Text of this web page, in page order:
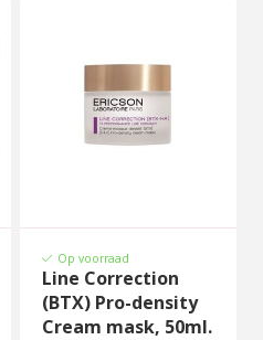
Op voorraad
Line Correction
(BTX) Pro-density
Cream mask, 50ml.